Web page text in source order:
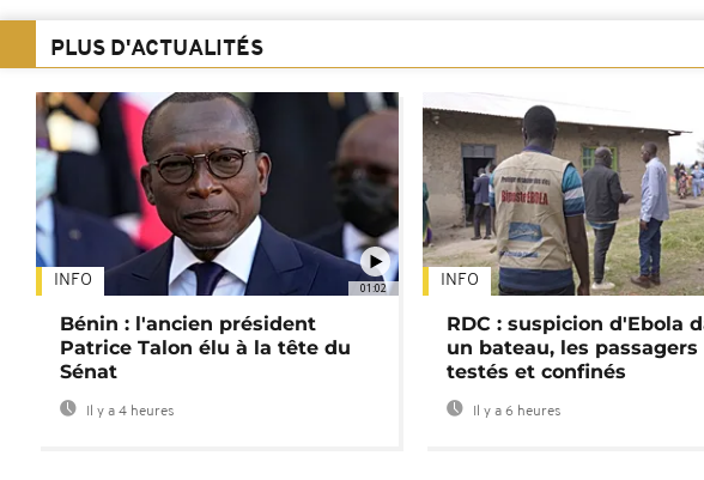
PLUS D'ACTUALITÉS
01:02
INFO
Bénin : l'ancien président
Patrice Talon élu à la tête du
Sénat
Il y a 4 heures
INFO
RDC : suspicion d'Ebola
un bateau, les passagers
testés et confinés
Il y a 6 heures